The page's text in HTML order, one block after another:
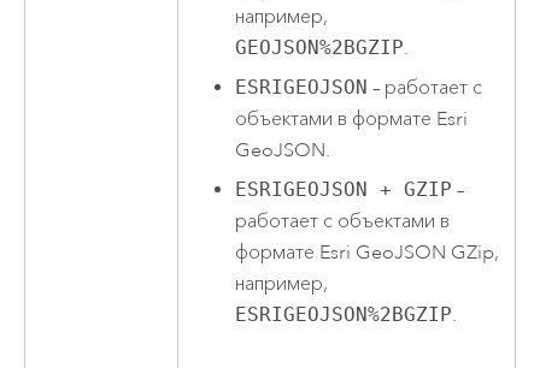
например,
GEOJSON%2BGZIP.
ESRIGEOJSON – работает с
объектами в формате Esri
GeoJSON.
ESRIGEOJSON + GZIP –
работает с объектами в
формате Esri GeoJSON GZip,
например,
ESRIGEOJSON%2BGZIP.